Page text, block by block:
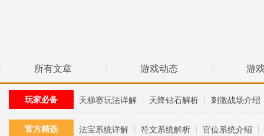
所有文章 游戏动态 游
玩家必备 天梯赛玩法详解 天降钻石解析 刺激战场介绍
官方精选 法宝系统详解 符文系统解析 官位系统介绍